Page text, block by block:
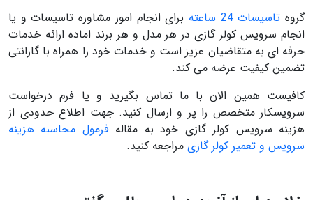
گروه تاسیسات 24 ساعته
برای انجام امور مشاوره تاسیسات و یا
انجام سرویس کولر گازی در هر مدل و هر برند اماده ارائه خدمات
حرفه ای به متقاضیان عزیز است و خدمات خود را همراه با گارانتی
تضمین کیفیت عرضه می کند.
کافیست همین الان با ما تماس بگیرید و یا فرم درخواست
سرویسکار متخصص را پر و ارسال کنید. جهت اطلاع حدودی از
هزینه سرویس کولر گازی خود به مقالهفرمول محاسبه هزینه
سرویس و تعمیر کولر گازی مراجعه کنید.